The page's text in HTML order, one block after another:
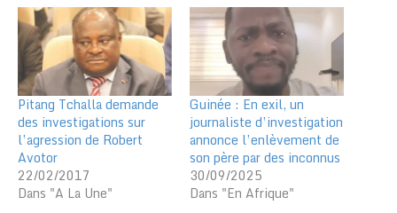
Pitang Tchalla demande
des investigations sur
l’agression de Robert
Avotor
22/02/2017
Dans "A La Une"
Guinée : En exil, un
journaliste d’investigation
annonce l’enlèvement de
son père par des inconnus
30/09/2025
Dans "En Afrique"